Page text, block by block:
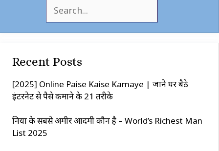
h
Recent Posts
[2025] Online Paise Kaise Kamaye | जाने घर बैठे
इंटरनेट से पैसे कमाने के 21 तरीके
दुनिया के सबसे अमीर आदमी कौन है – World’s Richest Man
List 2025